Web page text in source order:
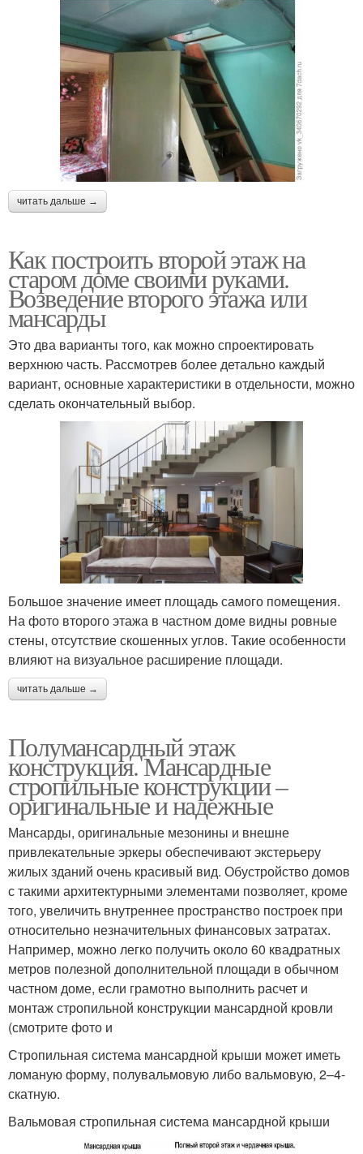
читать дальше →
Как построить второй этаж на
старом доме своими руками.
Возведение второго этажа или
мансарды
Это два варианты того, как можно спроектировать
верхнюю часть. Рассмотрев более детально каждый
вариант, основные характеристики в отдельности, можно
сделать окончательный выбор.
Большое значение имеет площадь самого помещения.
На фото второго этажа в частном доме видны ровные
стены, отсутствие скошенных углов. Такие особенности
влияют на визуальное расширение площади.
читать дальше →
Полумансардный этаж
конструкция. Мансардные
стропильные конструкции –
оригинальные и надежные
Мансарды, оригинальные мезонины и внешне
привлекательные эркеры обеспечивают экстерьеру
жилых зданий очень красивый вид. Обустройство домов
с такими архитектурными элементами позволяет, кроме
того, увеличить внутреннее пространство построек при
относительно незначительных финансовых затратах.
Например, можно легко получить около 60 квадратных
метров полезной дополнительной площади в обычном
частном доме, если грамотно выполнить расчет и
монтаж стропильной конструкции мансардной кровли
(смотрите фото и
Стропильная система мансардной крыши может иметь
ломаную форму, полувальмовую либо вальмовую, 2–4-
скатную.
Вальмовая стропильная система мансардной крыши